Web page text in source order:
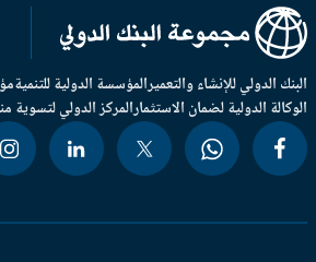
الدولي للإنشاء والتعميرالمؤسسة الدولية للتنمية
الدولية لضمان الاستثمارالمركز الدولي لتسوية